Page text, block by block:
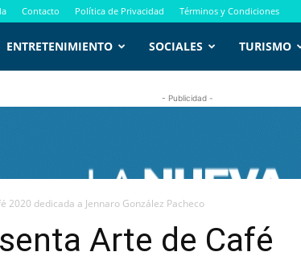
Contacto Política de Privacidad Términos y Condiciones
ENTRETENIMIENTO SOCIALES TURISMO
- Publicidad -
2020 dedicada a Jennaro González Pacheco
Arte de Café